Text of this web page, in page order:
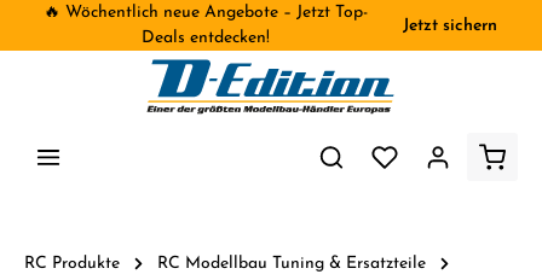
🔥 Wöchentlich neue Angebote – Jetzt Top-
Deals entdecken!
Jetzt sichern
RC Produkte RC Modellbau Tuning & Ersatzteile